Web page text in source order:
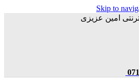
Skip to
امین عزیزی